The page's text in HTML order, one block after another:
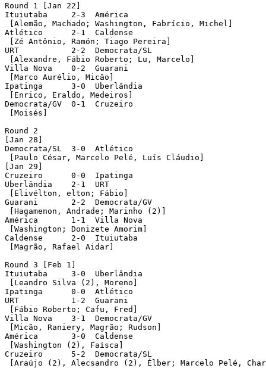
Round 1 [Jan 22]
Ituiutaba     2-3  América
[Alemão, Machado; Washington, Fabrício, Michel]
Atlético      2-1  Caldense
[Zé Antônio, Ramón; Tiago Pereira]
URT           2-2  Democrata/SL
[Alexandre, Fábio Roberto; Lu, Marcelo]
Villa Nova    0-2  Guarani
[Marco Aurélio, Micão]
Ipatinga      3-0  Uberlândia
[Enrico, Eraldo, Medeiros]
Democrata/GV  0-1  Cruzeiro
[Moisés]
Round 2
[Jan 28]
Democrata/SL  3-0  Atlético
[Paulo César, Marcelo Pelé, Luís Cláudio]
[Jan 29]
Cruzeiro      0-0  Ipatinga
Uberlândia    2-1  URT
[Elivélton, elton; Fábio]
Guarani       2-2  Democrata/GV
[Hagamenon, Andrade; Marinho (2)]
América       1-1  Villa Nova
[Washington; Donizete Amorim]
Caldense      2-0  Ituiutaba
[Magrão, Rafael Aidar]
Round 3 [Feb 1]
Ituiutaba     3-0  Uberlândia
[Leandro Silva (2), Moreno]
Ipatinga      0-0  Atlético
URT           1-2  Guarani
[Fábio Roberto; Cafu, Fred]
Villa Nova    3-1  Democrata/GV
[Micão, Raniery, Magrão; Rudson]
América       3-0  Caldense
[Washington (2), Faísca]
Cruzeiro      5-2  Democrata/SL
[Araújo (2), Alecsandro (2), Élber; Marcelo Pelé,